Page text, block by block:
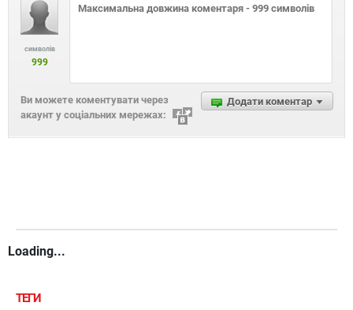
символів
999
Додати коментар
Ви можете коментувати через
акаунт у соціальних мережах:
Loading...
ТЕГИ